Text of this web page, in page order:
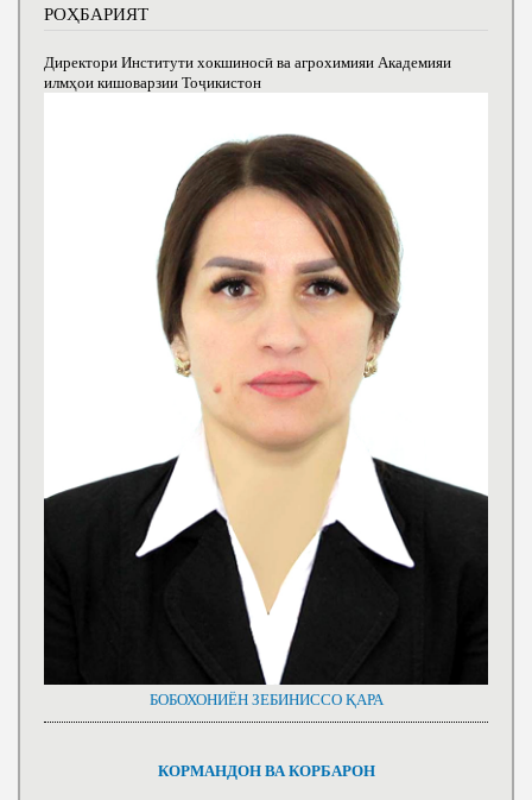
РОҲБАРИЯТ
Директори Институти хокшиносӣ ва агрохимияи Академияи
илмҳои кишоварзии Тоҷикистон
БОБОХОНИЁН ЗЕБИНИССО ҚАРА
КОРМАНДОН ВА КОРБАРОН